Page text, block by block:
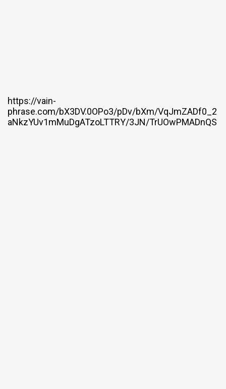
https://vain-
phrase.com/bX3DV.0OPo3/pDv/bXm/VqJmZADf0_2
aNkzYUv1mMuDgATzoLTTRY/3JN/TrUOwPMADnQS